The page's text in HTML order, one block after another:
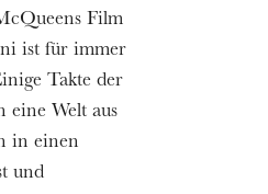
Film
ist für immer
Takte der
eine Welt aus
in einen
und